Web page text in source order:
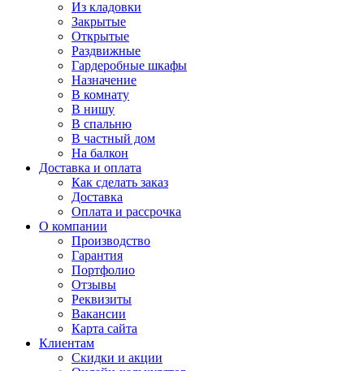
Из кладовки
Закрытые
Открытые
Раздвижные
Гардеробные шкафы
Назначение
В комнату
В нишу
В спальню
В частный дом
На балкон
Доставка и оплата
Как сделать заказ
Доставка
Оплата и рассрочка
О компании
Производство
Гарантия
Портфолио
Отзывы
Реквизиты
Вакансии
Карта сайта
Клиентам
Скидки и акции